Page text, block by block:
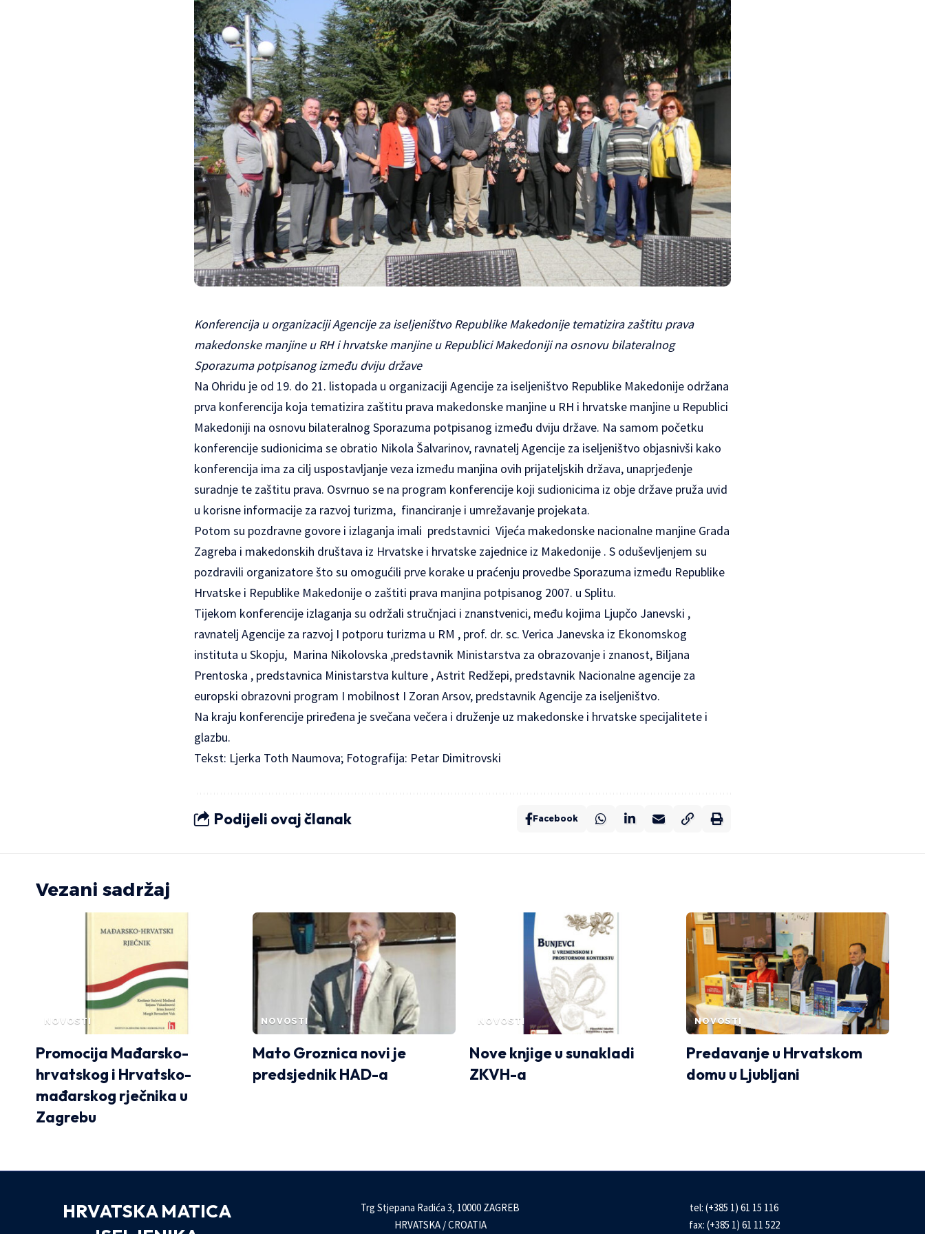
Konferencija u organizaciji Agencije za iseljeništvo Republike Makedonije tematizira zaštitu prava
makedonske manjine u RH i hrvatske manjine u Republici Makedoniji na osnovu bilateralnog
Sporazuma potpisanog između dviju države
Na Ohridu je od 19. do 21. listopada u organizaciji Agencije za iseljeništvo Republike Makedonije održana
prva konferencija koja tematizira zaštitu prava makedonske manjine u RH i hrvatske manjine u Republici
Makedoniji na osnovu bilateralnog Sporazuma potpisanog između dviju države. Na samom početku
konferencije sudionicima se obratio Nikola Šalvarinov, ravnatelj Agencije za iseljeništvo objasnivši kako
konferencija ima za cilj uspostavljanje veza između manjina ovih prijateljskih država, unaprjeđenje
suradnje te zaštitu prava. Osvrnuo se na program konferencije koji sudionicima iz obje države pruža uvid
u korisne informacije za razvoj turizma, financiranje i umrežavanje projekata.
Potom su pozdravne govore i izlaganja imali predstavnici Vijeća makedonske nacionalne manjine Grada
Zagreba i makedonskih društava iz Hrvatske i hrvatske zajednice iz Makedonije . S oduševljenjem su
pozdravili organizatore što su omogućili prve korake u praćenju provedbe Sporazuma između Republike
Hrvatske i Republike Makedonije o zaštiti prava manjina potpisanog 2007. u Splitu.
Tijekom konferencije izlaganja su održali stručnjaci i znanstvenici, među kojima Ljupčo Janevski ,
ravnatelj Agencije za razvoj I potporu turizma u RM , prof. dr. sc. Verica Janevska iz Ekonomskog
instituta u Skopju, Marina Nikolovska ,predstavnik Ministarstva za obrazovanje i znanost, Biljana
Prentoska , predstavnica Ministarstva kulture , Astrit Redžepi, predstavnik Nacionalne agencije za
europski obrazovni program I mobilnost I Zoran Arsov, predstavnik Agencije za iseljeništvo.
Na kraju konferencije priređena je svečana večera i druženje uz makedonske i hrvatske specijalitete i
glazbu.
Tekst: Ljerka Toth Naumova; Fotografija: Petar Dimitrovski
Podijeli ovaj članak Facebook
Vezani sadržaj
NOVOSTI
Promocija Mađarsko-
hrvatskog i Hrvatsko-
mađarskog rječnika u
Zagrebu
NOVOSTI
Mato Groznica novi je
predsjednik HAD-a
NOVOSTI
Nove knjige u sunakladi
ZKVH-a
NOVOSTI
Predavanje u Hrvatskom
domu u Ljubljani
HRVATSKA MATICA
Trg Stjepana Radića 3, 10000 ZAGREB
HRVATSKA / CROATIA
tel: (+385 1) 61 15 116
fax: (+385 1) 61 11 522